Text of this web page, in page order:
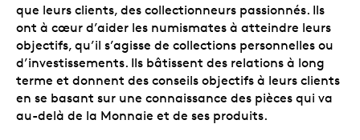
que leurs clients, des collectionneurs passionnés. Ils
ont à cœur d’aider les numismates à atteindre leurs
objectifs, qu’il s’agisse de collections personnelles ou
d’investissements. Ils bâtissent des relations à long
terme et donnent des conseils objectifs à leurs clients
en se basant sur une connaissance des pièces qui va
au-delà de la Monnaie et de ses produits.